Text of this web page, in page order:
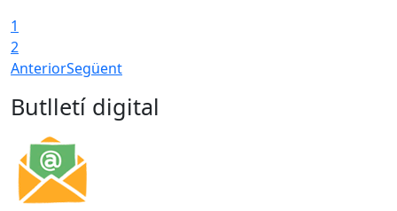
1
2
AnteriorSegüent
Butlletí digital